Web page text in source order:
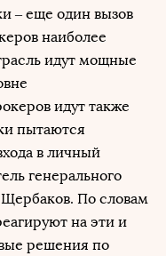
– еще один вызов
наиболее
идут мощные
идут также
пытаются
в личный
генерального
По словам
на эти и
решения по